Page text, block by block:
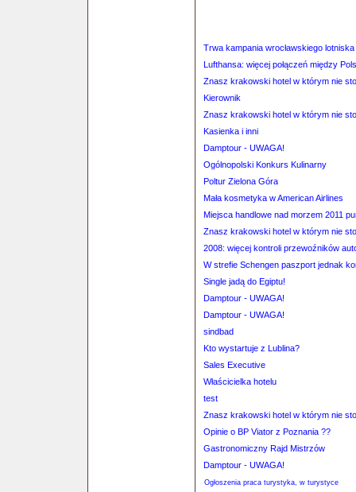
Trwa kampania wrocławskiego lotniska
Lufthansa: więcej połączeń między
Znasz krakowski hotel w którym nie
Kierownik
Znasz krakowski hotel w którym nie
Kasienka i inni
Damptour - UWAGA!
Ogólnopolski Konkurs Kulinarny
Poltur Zielona Góra
Mała kosmetyka w American Airlines
Miejsca handlowe nad morzem 2011
Znasz krakowski hotel w którym nie
2008: więcej kontroli przewoźników
W strefie Schengen paszport jednak
Single jadą do Egiptu!
Damptour - UWAGA!
Damptour - UWAGA!
sindbad
Kto wystartuje z Lublina?
Sales Executive
Właścicielka hotelu
test
Znasz krakowski hotel w którym nie
Opinie o BP Viator z Poznania ??
Gastronomiczny Rajd Mistrzów
Damptour - UWAGA!
Ogłoszenia praca turystyka, w turystyce